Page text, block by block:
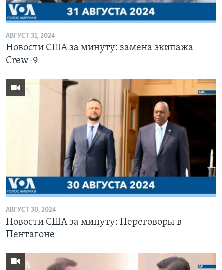
АВГУСТ 31, 2024
Новости США за минуту: замена экипажа
Crew-9
АВГУСТ 30, 2024
Новости США за минуту: Переговоры в
Пентагоне